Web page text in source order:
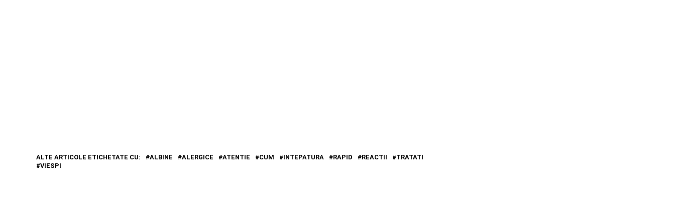
ALTE ARTICOLE ETICHETATE CU: ALBINE ALERGICE ATENTIE CUM INTEPATURA RAPID REACTII
TRATATI
VIESPI